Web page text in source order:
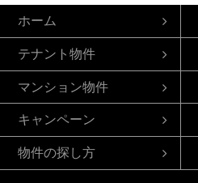
ホーム
テナント物件
マンション物件
キャンペーン
物件の探し方